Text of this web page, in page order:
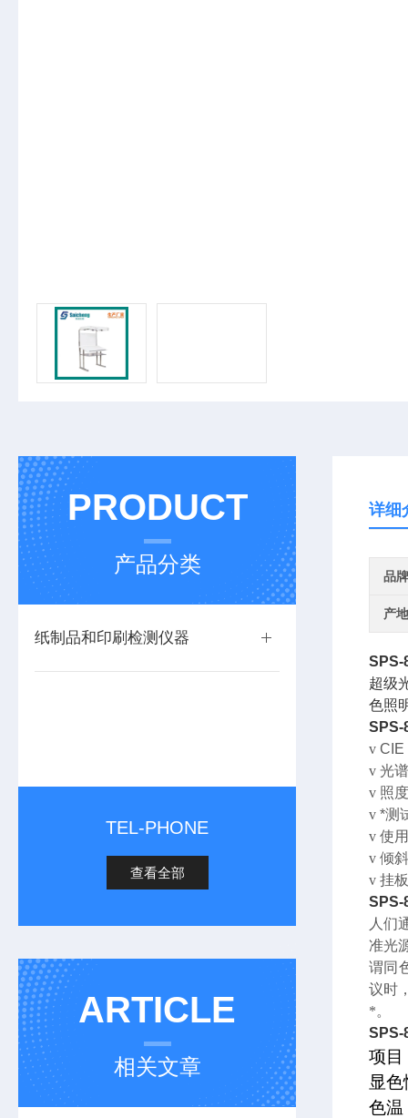
PRODUCT
产品分类
纸制品和印刷检测仪器
TEL-PHONE
查看全部
ARTICLE
相关文章
详细
品牌
产
SPS-
超级
色照
v CIE
v 光
v 照
v *测
v 使
v 倾
v 挂板
人们
准光
谓同
议时
*。
项目
显
色温